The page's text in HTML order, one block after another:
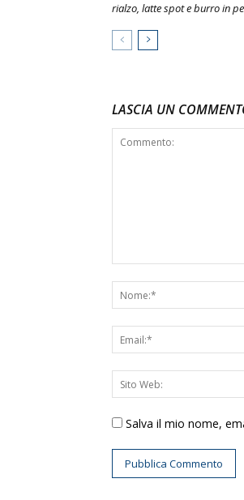
rialzo, latte spot e burro in
LASCIA UN
Salva il mio nome,